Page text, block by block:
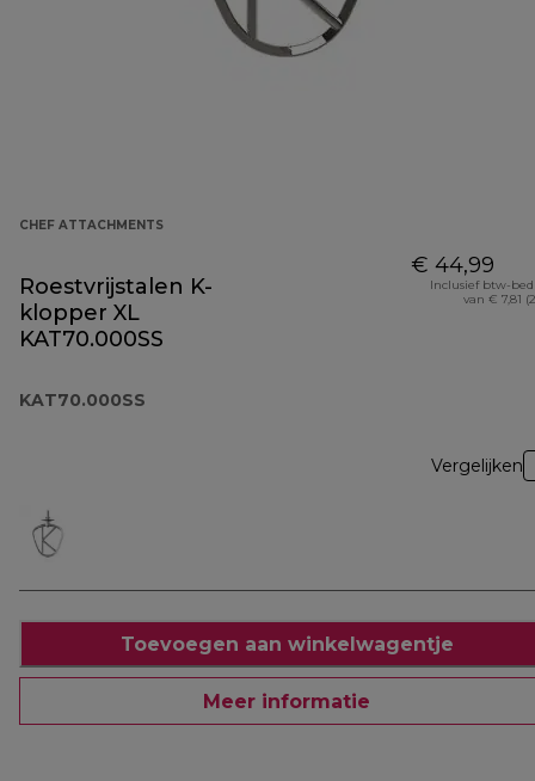
CHEF ATTACHMENTS
Roestvrijstalen K-
klopper XL
KAT70.000SS
KAT70.000SS
€ 44,99
Inclusief btw-
van € 7,81
Vergelijken
Toevoegen aan winkelwagentje
Meer informatie